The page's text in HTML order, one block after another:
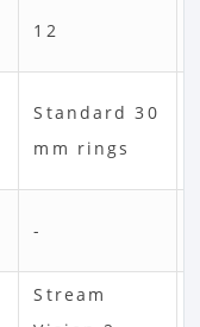
12
Standard 30
mm rings
-
Stream